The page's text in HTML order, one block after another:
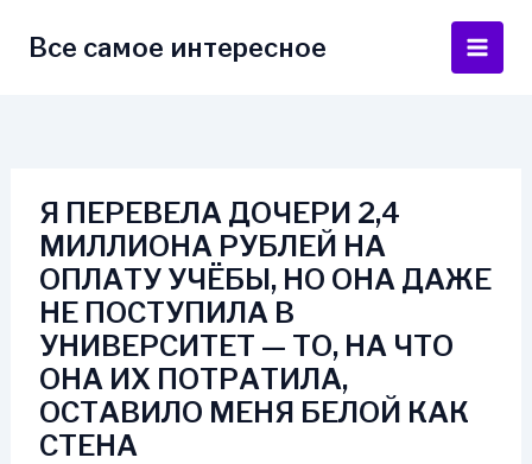
Все самое интересное
Main
Я ПЕРЕВЕЛА ДОЧЕРИ 2,4
МИЛЛИОНА РУБЛЕЙ НА
ОПЛАТУ УЧЁБЫ, НО ОНА ДАЖЕ
НЕ ПОСТУПИЛА В
УНИВЕРСИТЕТ — ТО, НА ЧТО
ОНА ИХ ПОТРАТИЛА,
ОСТАВИЛО МЕНЯ БЕЛОЙ КАК
СТЕНА